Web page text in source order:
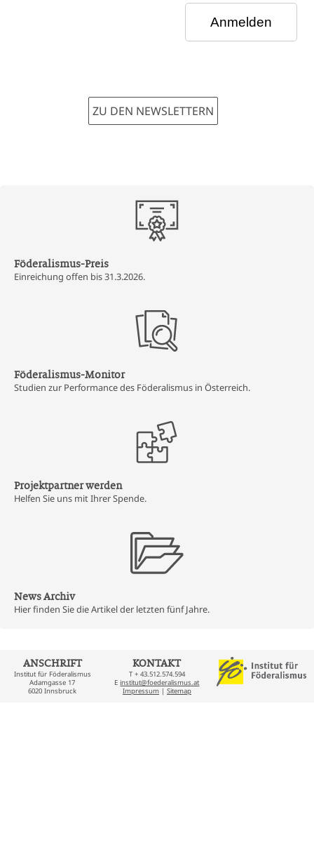
ZU DEN NEWSLETTERN
Föderalismus-Preis
Einreichung offen bis 31.3.2026.
Föderalismus-Monitor
Studien zur Performance des Föderalismus in Österreich.
Projektpartner werden
Helfen Sie uns mit Ihrer Spende.
News Archiv
Hier finden Sie die Artikel der letzten fünf Jahre.
ANSCHRIFT
Institut für Föderalismus
Adamgasse 17
6020 Innsbruck
KONTAKT
T + 43.512.574.594
Einstitut@foederalismus.at
Impressum| Sitemap